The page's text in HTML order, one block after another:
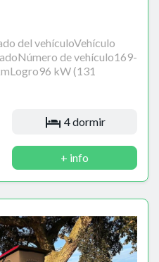
del vehículoVehículo
de vehículo169-
kW (131
4 dormir
+ info